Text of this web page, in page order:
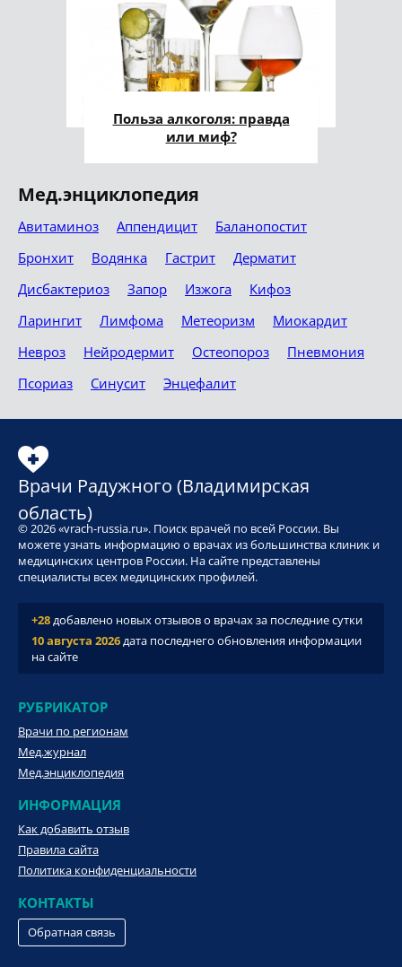
Польза алкоголя: правда
или миф?
Мед.энциклопедия
Авитаминоз Аппендицит
Баланопостит
Бронхит
Водянка Гастрит
Дерматит
Дисбактериоз
Запор Изжога
Кифоз
Ларингит
Лимфома Метеоризм
Миокардит
Невроз
Нейродермит Остеопороз
Пневмония
Псориаз
Синусит Энцефалит
Врачи Радужного (Владимирская
область)
© 2026 «vrach-russia.ru». Поиск врачей по всей России. Вы
можете узнать информацию о врачах из большинства клиник и
медицинских центров России. На сайте представлены
специалисты всех медицинских профилей.
+28добавлено новых отзывов о врачах за последние сутки
10 августа 2026дата последнего обновления информации
на сайте
РУБРИКАТОР
Врачи по регионам
Мед.журнал
Мед.энциклопедия
ИНФОРМАЦИЯ
Как добавить отзыв
Правила сайта
Политика конфиденциальности
КОНТАКТЫ
Обратная связь